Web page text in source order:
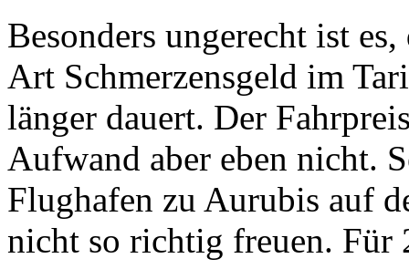
Besonders ungerecht ist
Art Schmerzensgeld im
länger dauert. Der
Aufwand aber eben nicht.
Flughafen zu Aurubis auf
nicht so richtig freuen. Für